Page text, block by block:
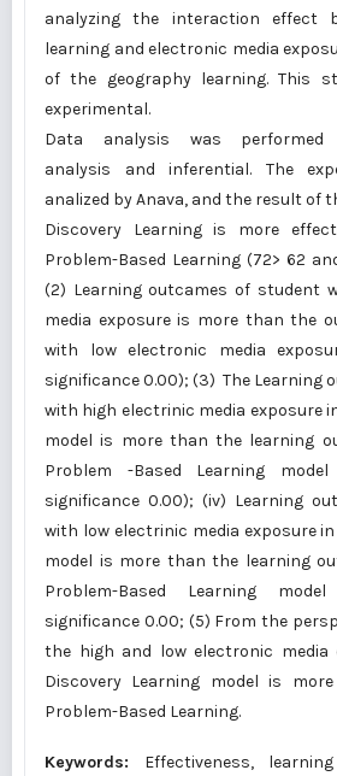
analyzing the interaction effect
learning and electronic media
of the geography learning. This
experimental.
Data analysis was performed
analysis and inferential. The
analized by Anava, and the result of
Discovery Learning is more
Problem-Based Learning (72> 62
(2) Learning outcames of student
media exposure is more than the
with low electronic media
significance 0.00); (3) The Learning
with high electrinic media exposure
model is more than the learning
Problem -Based Learning
significance 0.00); (iv) Learning
with low electrinic media exposure
model is more than the learning
Problem-Based Learning model
significance 0.00; (5) From the
the high and low electronic media
Discovery Learning model is
Problem-Based Learning.
Keywords: Effectiveness,